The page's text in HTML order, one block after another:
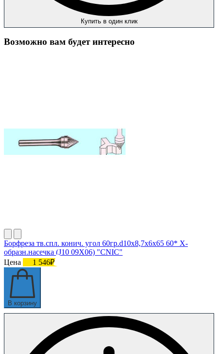
Купить в один клик
Возможно вам будет интересно
Борфреза тв.спл. конич. угол 60гр.d10х8,7х6х65 60* Х-
образн.насечка (J10 09Х06) "CNIC"
Цена
1 546₽
В корзину